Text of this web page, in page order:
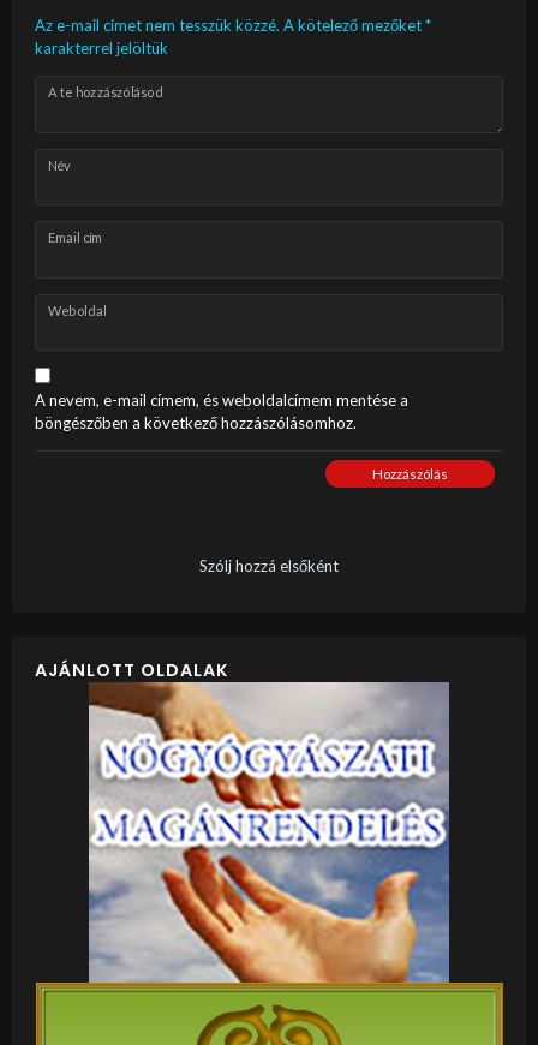
Az e-mail címet nem tesszük közzé. A kötelező mezőket*
karakterrel jelöltük
A te hozzászólásod
Név
Email cím
Weboldal
A nevem, e-mail címem, és weboldalcímem mentése a
böngészőben a következő hozzászólásomhoz.
Hozzászólás
Szólj hozzá elsőként
AJÁNLOTT OLDALAK